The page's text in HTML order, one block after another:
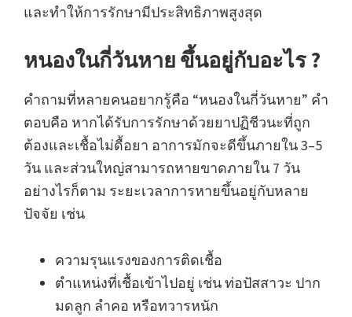
และทำให้การรักษามีประสิทธิภาพสูงสุด
หนองในกี่วันหาย ขึ้นอยู่กับอะไร ?
คำถามที่หลายคนอยากรู้คือ “หนองในกี่วันหาย” คำ
ตอบคือ หากได้รับการรักษาด้วยยาปฏิชีวนะที่ถูก
ต้องและเชื้อไม่ดื้อยา อาการมักจะดีขึ้นภายใน 3–5
วัน และส่วนใหญ่สามารถหายขาดภายใน 7 วัน
อย่างไรก็ตาม ระยะเวลาการหายขึ้นอยู่กับหลาย
ปัจจัย เช่น
ความรุนแรงของการติดเชื้อ
ตำแหน่งที่เชื้อเข้าไปอยู่ เช่น ท่อปัสสาวะ ปาก
มดลูก ลำคอ หรือทวารหนัก